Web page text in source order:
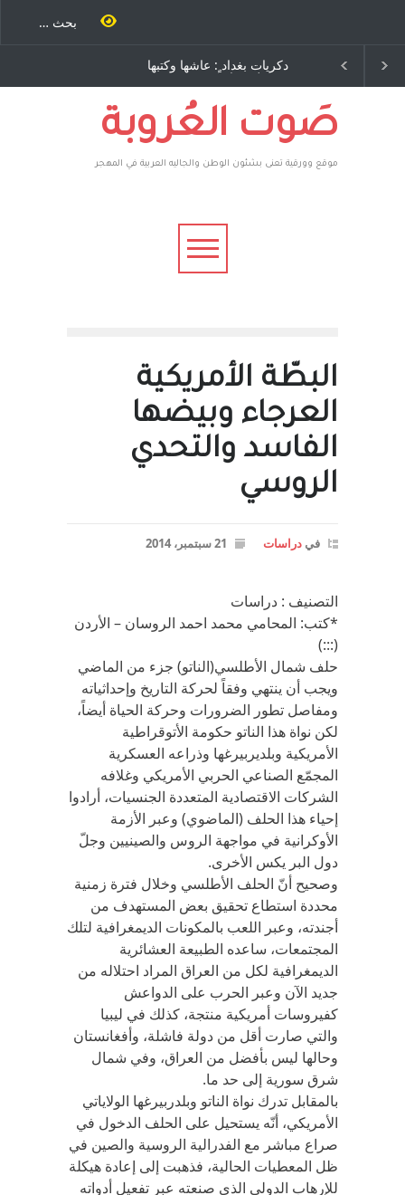
الاستيطان ومسلسل الخداع
المستمر - قلم : راسم عبيدات
ٍ: عاشها وكتبها
المتحدة الامريكية
صَوت العُروبة
موقع وورقية تعنى بشئون الوطن والجاليه العربية في المهجر
البطّة الأمريكية
العرجاء وبيضها
الفاسد والتحدي
الروسي
في دراسات 21 سبتمبر، 2014
التصنيف : دراسات
*كتب: المحامي محمد احمد الروسان – الأردن
(:::)
حلف شمال الأطلسي(الناتو) جزء من الماضي
ويجب أن ينتهي وفقاً لحركة التاريخ وإحداثياته
ومفاصل تطور الضرورات وحركة الحياة أيضاً،
لكن نواة هذا الناتو حكومة الأتوقراطية
الأمريكية وبلديربيرغها وذراعه العسكرية
المجمّع الصناعي الحربي الأمريكي وغلافه
الشركات الاقتصادية المتعددة الجنسيات، أرادوا
إحياء هذا الحلف (الماضوي) وعبر الأزمة
الأوكرانية في مواجهة الروس والصينيين وجلّ
دول البر يكس الأخرى.
وصحيح أنّ الحلف الأطلسي وخلال فترة زمنية
محددة استطاع تحقيق بعض المستهدف من
أجندته، وعبر اللعب بالمكونات الديمغرافية لتلك
المجتمعات، ساعده الطبيعة العشائرية
الديمغرافية لكل من العراق المراد احتلاله من
جديد الآن وعبر الحرب على الدواعش
كفيروسات أمريكية منتجة، كذلك في ليبيا
والتي صارت أقل من دولة فاشلة، وأفغانستان
وحالها ليس بأفضل من العراق، وفي شمال
شرق سورية إلى حد ما.
بالمقابل تدرك نواة الناتو وبلدربيرغها الولاياتي
الأمريكي، أنّه يستحيل على الحلف الدخول في
صراع مباشر مع الفدرالية الروسية والصين في
ظل المعطيات الحالية، فذهبت إلى إعادة هيكلة
للإرهاب الدولي الذي صنعته عبر تفعيل أدواته